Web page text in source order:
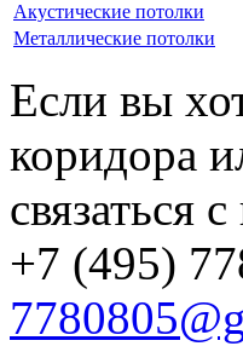
Акустические потолки
Металлические потолки
Если вы
коридора
связаться
+7 (495)